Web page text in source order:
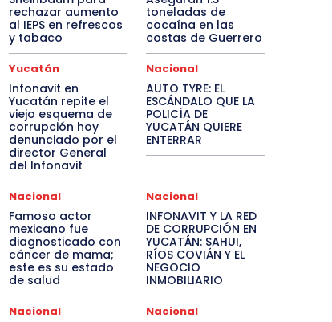
rechazar aumento
al IEPS en refrescos
y tabaco
toneladas de
cocaína en las
costas de Guerrero
Yucatán
Infonavit en
Yucatán repite el
viejo esquema de
corrupción hoy
denunciado por el
director General
del Infonavit
Nacional
AUTO TYRE: EL
ESCÁNDALO QUE LA
POLICÍA DE
YUCATÁN QUIERE
ENTERRAR
Nacional
Famoso actor
mexicano fue
diagnosticado con
cáncer de mama;
este es su estado
de salud
Nacional
INFONAVIT Y LA RED
DE CORRUPCIÓN EN
YUCATÁN: SAHUI,
RÍOS COVIÁN Y EL
NEGOCIO
INMOBILIARIO
Nacional Nacional